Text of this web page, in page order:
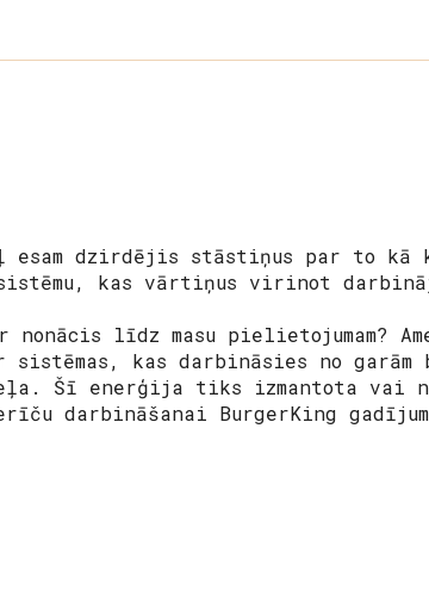
esam dzirdējis stāstiņus par to kā
kas vārtiņus virinot
līdz masu pielietojumam?
sistēmas, kas darbināsies no garām
Šī enerģija tiks izmantota vai
darbināšanai BurgerKing